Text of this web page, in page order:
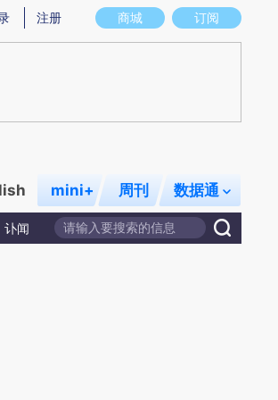
意图存在偏差。不代表财新观点和立场。推荐点击链
商城 订阅
注册
mini+ 周刊 数据通
讣闻